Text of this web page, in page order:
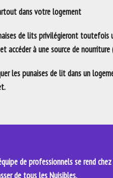
dans votre logement
de lits privilégieront toutefois
accéder à une source de
les punaises de lit dans un
de professionnels se rend
de tous les Nuisibles.